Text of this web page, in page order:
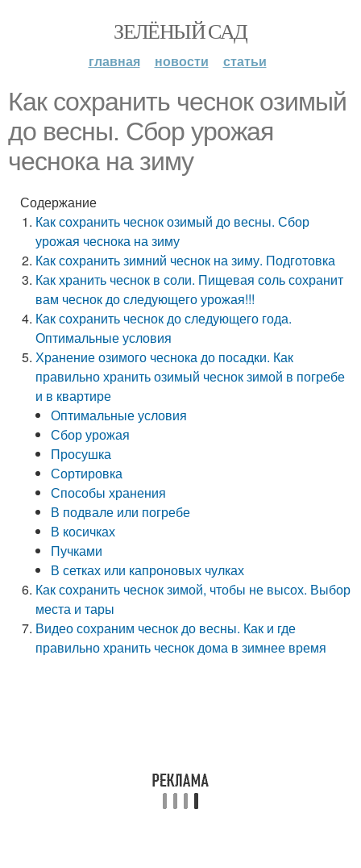
ЗЕЛЁНЫЙ САД
главная новости статьи
Как сохранить чеснок озимый
до весны. Сбор урожая
чеснока на зиму
Содержание
Как сохранить чеснок озимый до весны. Сбор
урожая чеснока на зиму
Как сохранить зимний чеснок на зиму. Подготовка
Как хранить чеснок в соли. Пищевая соль сохранит
вам чеснок до следующего урожая!!!
Как сохранить чеснок до следующего года.
Оптимальные условия
Хранение озимого чеснока до посадки. Как
правильно хранить озимый чеснок зимой в погребе
и в квартире
Оптимальные условия
Сбор урожая
Просушка
Сортировка
Способы хранения
В подвале или погребе
В косичках
Пучками
В сетках или капроновых чулках
Как сохранить чеснок зимой, чтобы не высох. Выбор
места и тары
Видео сохраним чеснок до весны. Как и где
правильно хранить чеснок дома в зимнее время